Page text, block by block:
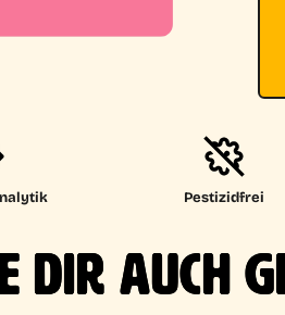
Pestizidfrei
DIR AUCH